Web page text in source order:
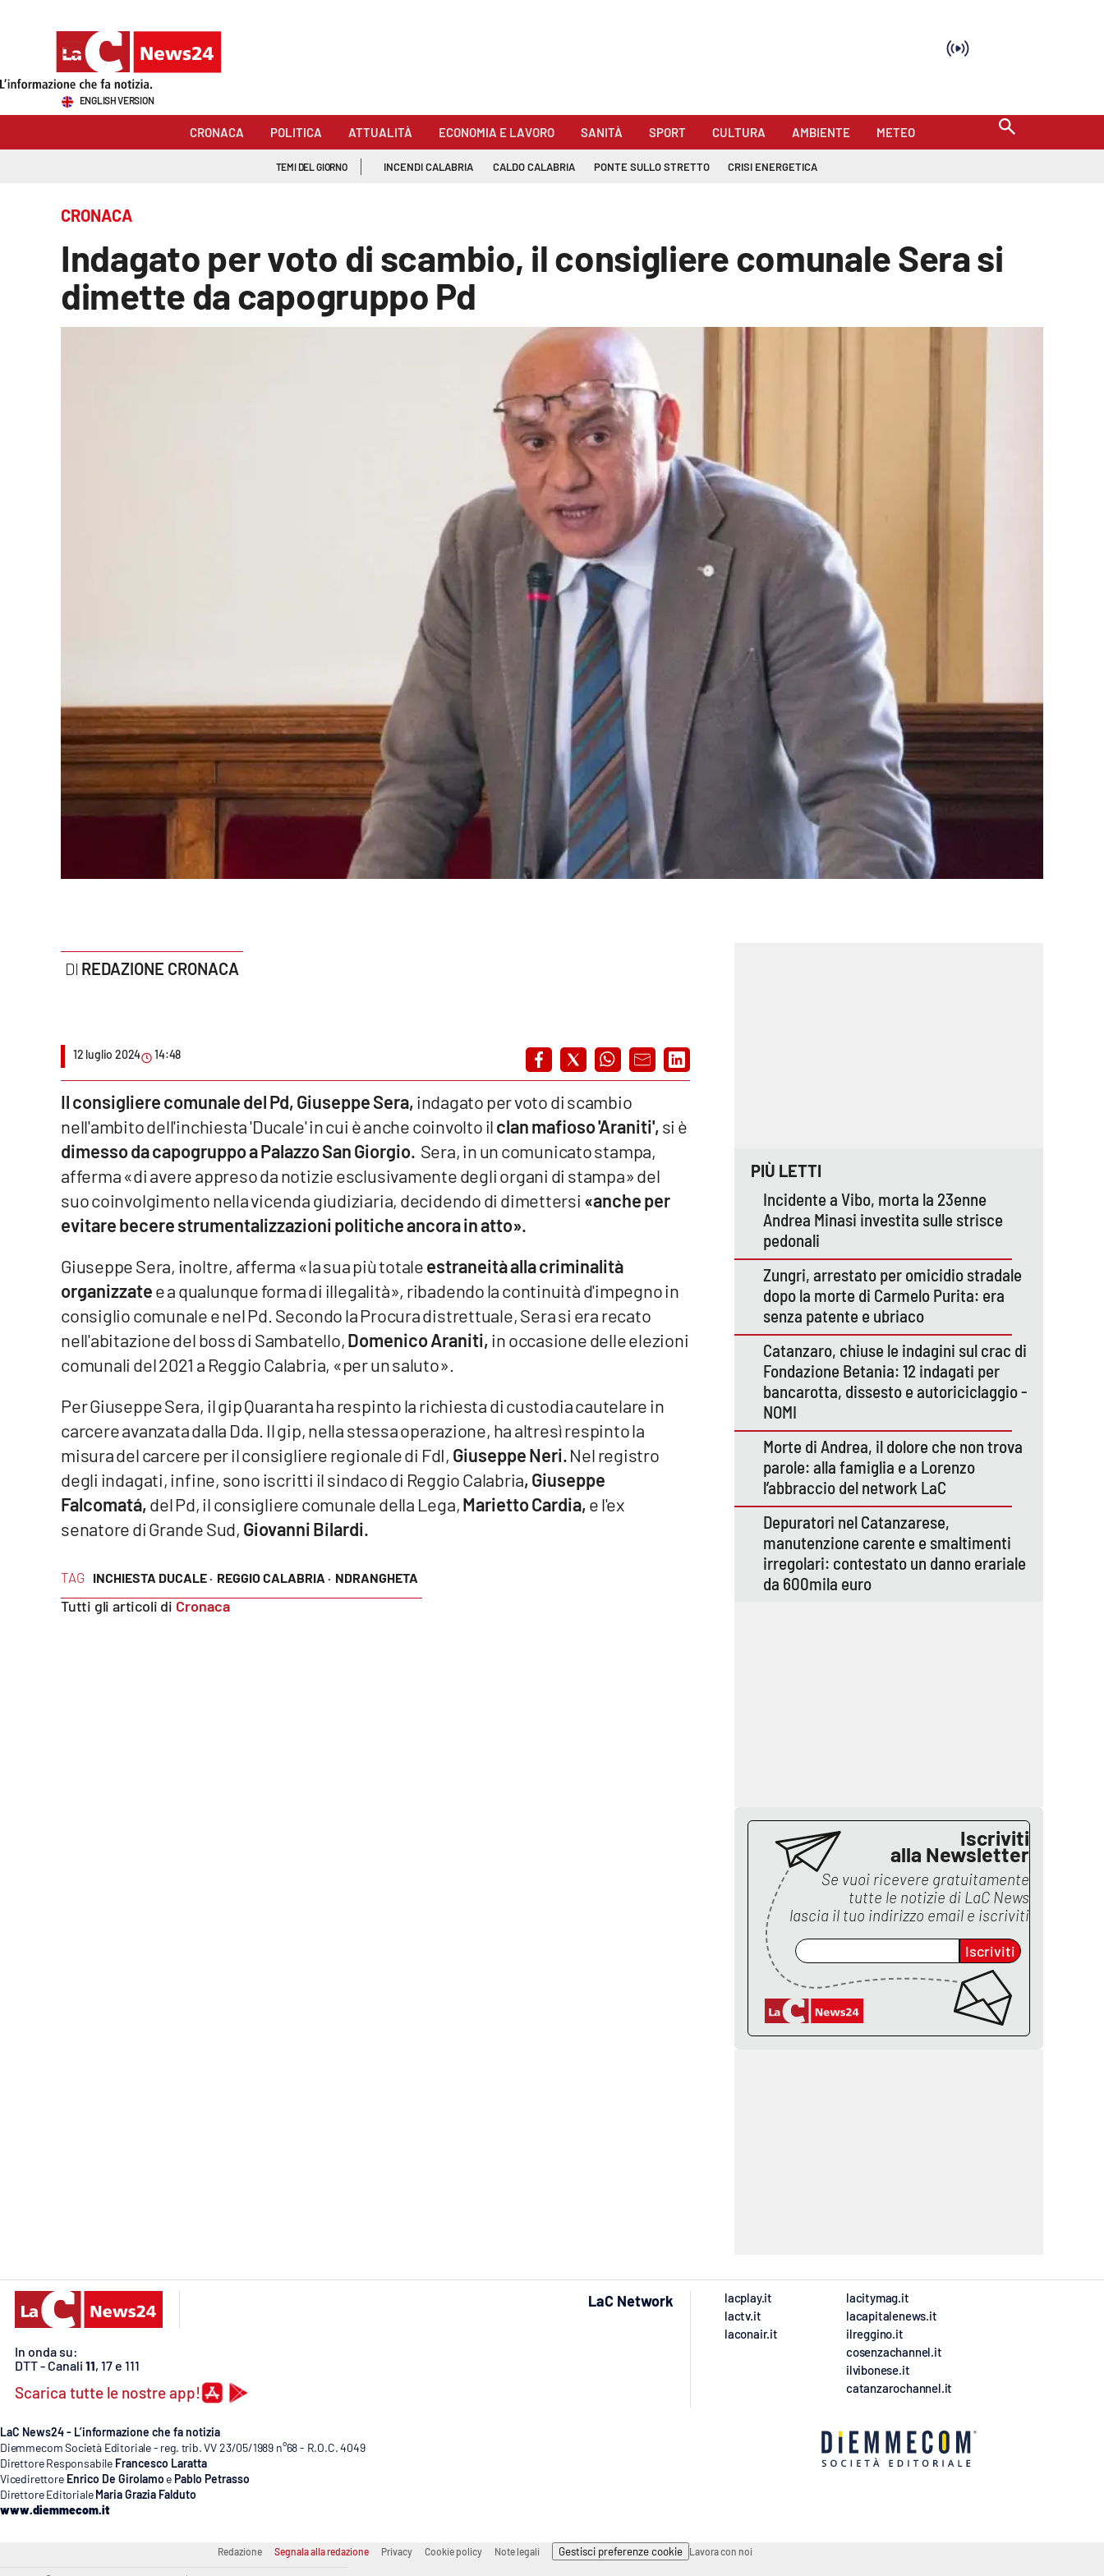
Sezioni
Economia e lavoro
Parchi Marini Calabria
Imprese Di Calabria
Le perfidie di Antonella Grippo
Venti di comunicazione
Streaming
Vibo Valentia
Reggio Calabria
Lamezia Terme
Catanzarochannel.it
App
ENGLISH VERSION
CRONACA POLITICA ATTUALITÀ ECONOMIA E LAVORO SANITÀ SPORT CULTURA AMBIENTE METEO
TEMI DEL GIORNO INCENDI CALABRIA CALDO CALABRIA PONTE SULLO STRETTO CRISI ENERGETICA
CRONACA
Indagato per voto di scambio, il consigliere comunale Sera si
dimette da capogruppo Pd
REDAZIONE CRONACA
12 luglio 2024 14:48
TAG INCHIESTA DUCALE · REGGIO CALABRIA · NDRANGHETA
Tutti gli articoli di Cronaca
Il consigliere comunale del Pd, Giuseppe Sera,indagato per voto di scambio
nell'ambito dell'inchiesta 'Ducale' in cui è anche coinvolto ilclan mafioso 'Araniti',si è
dimesso da capogruppo a Palazzo San Giorgio. Sera, in un comunicato stampa,
afferma «di avere appreso da notizie esclusivamente degli organi di stampa» del
suo coinvolgimento nella vicenda giudiziaria, decidendo di dimettersi «anche per
evitare becere strumentalizzazioni politiche ancora in atto».
Giuseppe Sera, inoltre, afferma «la sua più totaleestraneità alla criminalità
organizzatee a qualunque forma di illegalità», ribadendo la continuità d'impegno in
consiglio comunale e nel Pd. Secondo la Procura distrettuale, Sera si era recato
nell'abitazione del boss di Sambatello,Domenico Araniti,in occasione delle elezioni
comunali del 2021 a Reggio Calabria, «per un saluto».
Per Giuseppe Sera, il gip Quaranta ha respinto la richiesta di custodia cautelare in
carcere avanzata dalla Dda. Il gip, nella stessa operazione, ha altresì respinto la
misura del carcere per il consigliere regionale di FdI, Giuseppe Neri.Nel registro
degli indagati, infine, sono iscritti il sindaco di Reggio Calabria, Giuseppe
Falcomatá,del Pd, il consigliere comunale della Lega,Marietto Cardia,e l'ex
senatore di Grande Sud, Giovanni Bilardi.
PIÙ LETTI
Incidente a Vibo, morta la 23enne
Andrea Minasi investita sulle strisce
pedonali
Zungri, arrestato per omicidio stradale
dopo la morte di Carmelo Purita: era
senza patente e ubriaco
Catanzaro, chiuse le indagini sul crac di
Fondazione Betania: 12 indagati per
bancarotta, dissesto e autoriciclaggio -
NOMI
Morte di Andrea, il dolore che non trova
parole: alla famiglia e a Lorenzo
l’abbraccio del network LaC
Depuratori nel Catanzarese,
manutenzione carente e smaltimenti
irregolari: contestato un danno erariale
da 600mila euro
Iscriviti
alla Newsletter
Se vuoi ricevere gratuitamente
tutte le notizie di LaC News
lascia il tuo indirizzo email e iscriviti
Iscriviti
In onda su:
DTT - Canali 11, 17 e 111
Scarica tutte le nostre app!
LaC Network
lacplay.it
lactv.it
laconair.it
lacitymag.it
lacapitalenews.it
ilreggino.it
cosenzachannel.it
ilvibonese.it
catanzarochannel.it
LaC News24 - L’informazione che fa notizia
Diemmecom Società Editoriale - reg. trib. VV 23/05/1989 n°68 - R.O.C. 4049
Direttore Responsabile Francesco Laratta
Vicedirettore Enrico De Girolamo e Pablo Petrasso
Direttore Editoriale Maria Grazia Falduto
www.diemmecom.it
Redazione Segnala alla redazione Privacy Cookie policy Note legali Gestisci preferenze cookie Lavora con noi